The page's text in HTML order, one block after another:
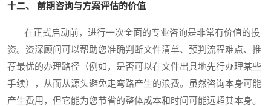
十二、 前期咨询与方案评估的价值
在正式启动前，进行一次全面的专业咨询是非常有价值的投
资。资深顾问可以帮助您准确判断文件清单、预判流程难点、推
荐最优的办理路径（例如，是否可以在文件出具地先行办理某些
手续），从而从源头避免走弯路产生的浪费。虽然咨询本身可能
产生费用，但它能为您节省的整体成本和时间可能远超其本身。